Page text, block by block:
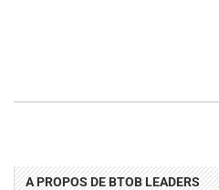
A PROPOS DE BTOB LEADERS